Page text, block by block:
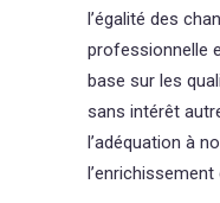
l’égalité des
professionnelle
base sur les
sans intérêt
l’adéquation à